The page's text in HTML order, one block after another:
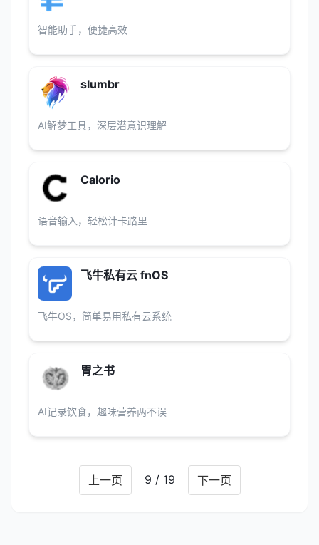
智能助手，便捷高效
slumbr
AI解梦工具，深层潜意识理解
Calorio
语音输入，轻松计卡路里
飞牛私有云 fnOS
飞牛OS，简单易用私有云系统
胃之书
AI记录饮食，趣味营养两不误
上一页 9 / 19 下一页